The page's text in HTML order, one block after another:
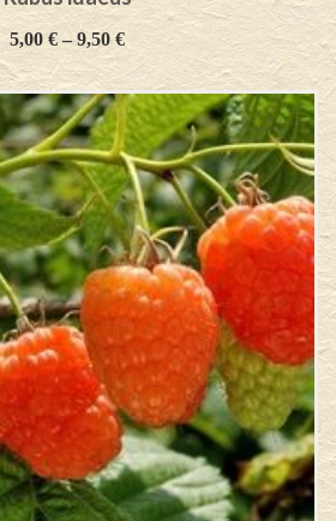
5,00 €–9,50€